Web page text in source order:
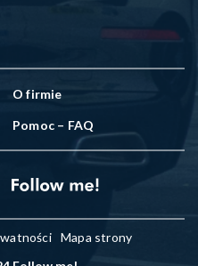
O firmie
Pomoc – FAQ
Mapa strony